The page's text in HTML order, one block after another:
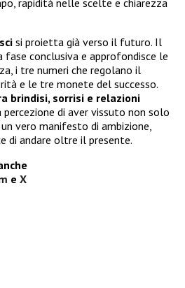
rapidità nelle scelte e chiarezza
si proietta già verso il futuro. Il
conclusiva e approfondisce le
i tre numeri che regolano il
e le tre monete del successo.
brindisi, sorrisi e relazioni
percezione di aver vissuto non solo
vero manifesto di ambizione,
di andare oltre il presente.
e X